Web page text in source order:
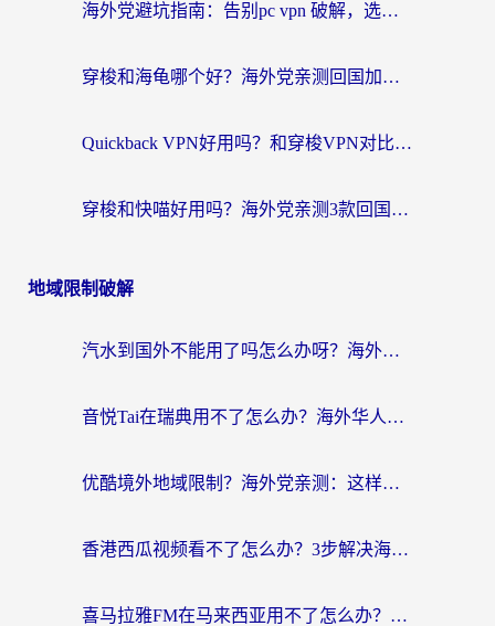
海外党避坑指南：告别pc vpn 破解，选对回国加速器轻松访问国内资源
穿梭和海龟哪个好？海外党亲测回国加速器，附电脑免费VPN推荐
Quickback VPN好用吗？和穿梭VPN对比哪个回国效果更好？海外党必看的真实测评与选择指南
穿梭和快喵好用吗？海外党亲测3款回国加速器，附日本回国VPN避坑指南
地域限制破解
汽水到国外不能用了吗怎么办呀？海外党追剧看片的救星在这里！
音悦Tai在瑞典用不了怎么办？海外华人追剧听歌的实用指南
优酷境外地域限制？海外党亲测：这样看国内剧再也不卡（附3个实用场景解决）
香港西瓜视频看不了怎么办？3步解决海外追剧难题，附靠谱加速器推荐
喜马拉雅FM在马来西亚用不了怎么办？海外华人亲测有效的回国加速指南